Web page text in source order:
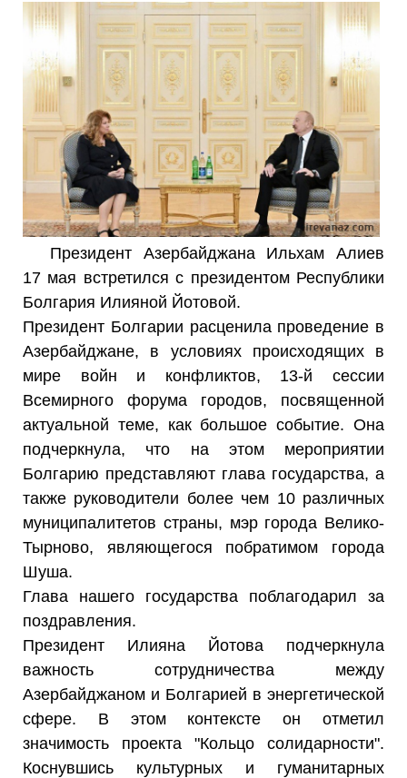
Президент Азербайджана Ильхам Алиев
17 мая встретился с президентом Республики
Болгария Илияной Йотовой.
Президент Болгарии расценила проведение в
Азербайджане, в условиях происходящих в
мире войн и конфликтов, 13-й сессии
Всемирного форума городов, посвященной
актуальной теме, как большое событие. Она
подчеркнула, что на этом мероприятии
Болгарию представляют глава государства, а
также руководители более чем 10 различных
муниципалитетов страны, мэр города Велико-
Тырново, являющегося побратимом города
Шуша.
Глава нашего государства поблагодарил за
поздравления.
Президент Илияна Йотова подчеркнула
важность сотрудничества между
Азербайджаном и Болгарией в энергетической
сфере. В этом контексте он отметил
значимость проекта "Кольцо солидарности".
Коснувшись культурных и гуманитарных